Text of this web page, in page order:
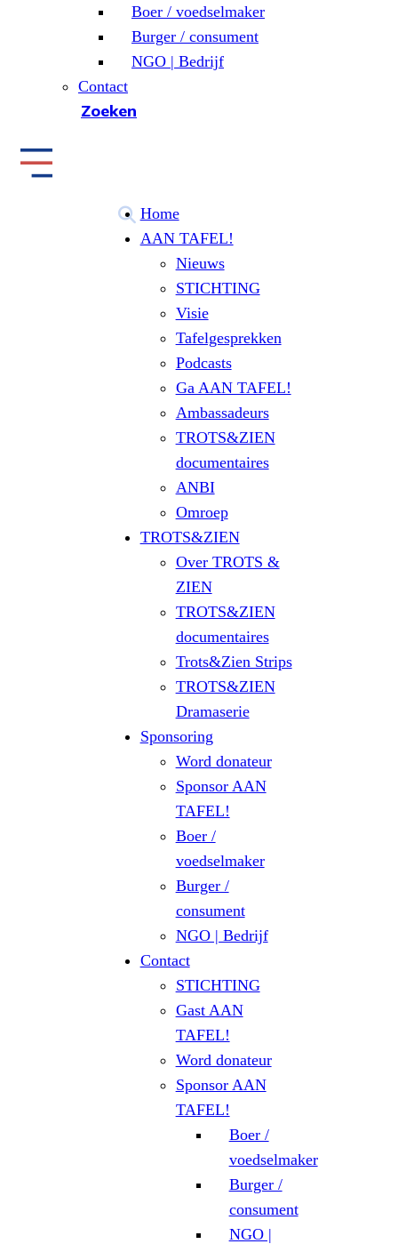
Boer / voedselmaker
Burger / consument
NGO | Bedrijf
Contact
Zoeken
Home
AAN TAFEL!
Nieuws
STICHTING
Visie
Tafelgesprekken
Podcasts
Ga AAN TAFEL!
Ambassadeurs
TROTS&ZIEN
documentaires
ANBI
Omroep
TROTS&ZIEN
Over TROTS &
ZIEN
TROTS&ZIEN
documentaires
Trots&Zien Strips
TROTS&ZIEN
Dramaserie
Sponsoring
Word donateur
Sponsor AAN
TAFEL!
Boer /
voedselmaker
Burger /
consument
NGO | Bedrijf
Contact
STICHTING
Gast AAN
TAFEL!
Word donateur
Sponsor AAN
TAFEL!
Boer /
voedselmaker
Burger /
consument
NGO |